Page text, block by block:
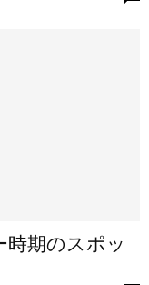
期のスポッ